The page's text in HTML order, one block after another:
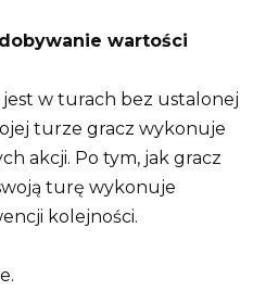
wartości
w turach bez ustalonej
turze gracz wykonuje
akcji. Po tym, jak gracz
turę wykonuje
kolejności.